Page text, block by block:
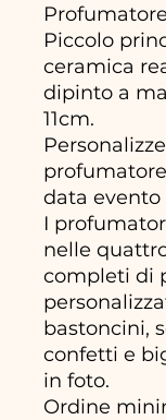
Piccolo
ceramica
dipinto a
11cm.
data evento
I
nelle
completi di
bastoncini,
confetti e
in foto.
Ordine